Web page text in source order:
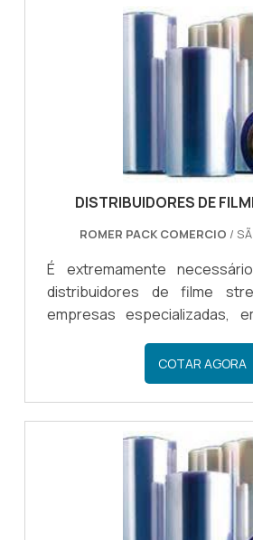
um produto que é
embalagem de diversos
envolvendo mercadorias em
DISTRIBUIDORES DE
ROMER PACK COMERCIO /
É extremamente
distribuidores de filme
empresas especializadas,
excelência. Ao investir nos
filme stretch o consumidor
em produtos e serviços de
poder optar por comprar
empresa distribuidora,
dos produtos adquiridos.AS
OPTAR PELOS
COTAR AGORA